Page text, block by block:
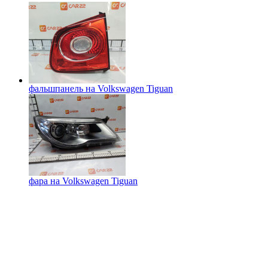
фальшпанель на Volkswagen Tiguan
фара на Volkswagen Tiguan